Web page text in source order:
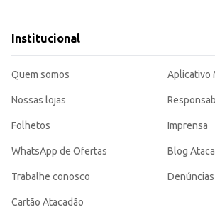
escolha eficiente para quem busca um produto
Institucional
Quem somos
Nossas lojas
Folhetos
WhatsApp de Ofertas
Trabalhe conosco
Cartão Atacadão
Aplicativo
Imprensa
Blog
Denúncias